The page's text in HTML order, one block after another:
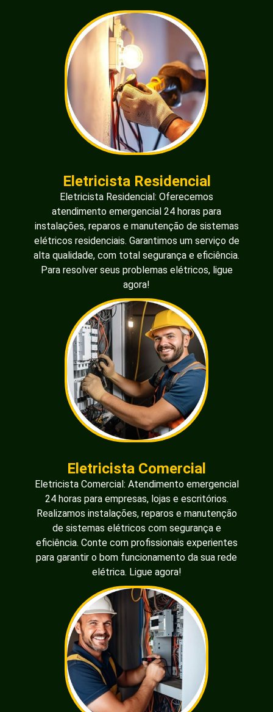
Eletricista Residencial
Eletricista Residencial: Oferecemos
atendimento emergencial 24 horas para
instalações, reparos e manutenção de sistemas
elétricos residenciais. Garantimos um serviço de
alta qualidade, com total segurança e eficiência.
Para resolver seus problemas elétricos, ligue
agora!
Eletricista Comercial
Eletricista Comercial: Atendimento emergencial
24 horas para empresas, lojas e escritórios.
Realizamos instalações, reparos e manutenção
de sistemas elétricos com segurança e
eficiência. Conte com profissionais experientes
para garantir o bom funcionamento da sua rede
elétrica. Ligue agora!